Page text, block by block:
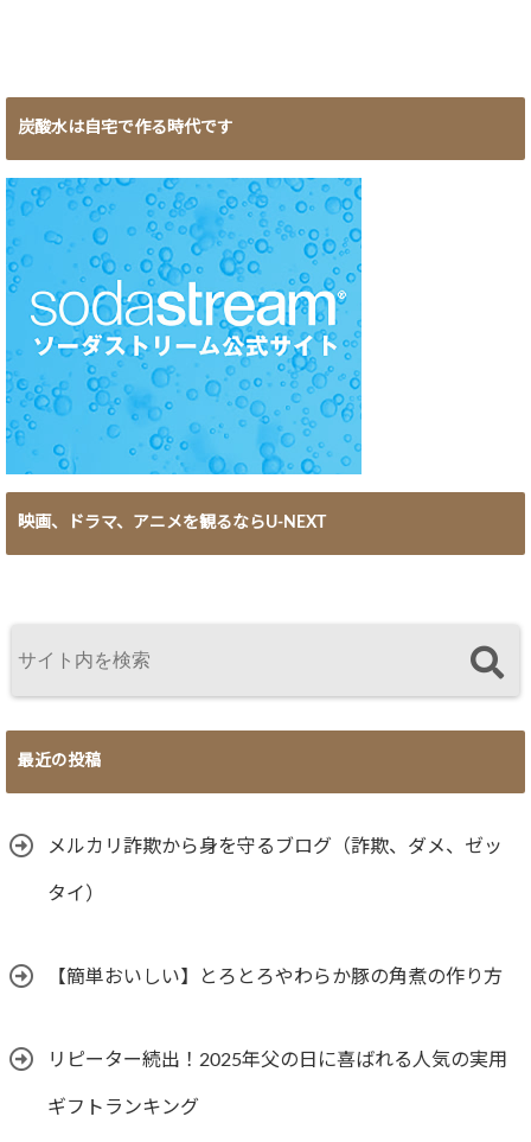
炭酸水は自宅で作る時代です
映画、ドラマ、アニメを観るならU-NEXT
最近の投稿
メルカリ詐欺から身を守るブログ（詐欺、ダメ、ゼッ
タイ）
【簡単おいしい】とろとろやわらか豚の角煮の作り方
リピーター続出！2025年父の日に喜ばれる人気の実用
ギフトランキング